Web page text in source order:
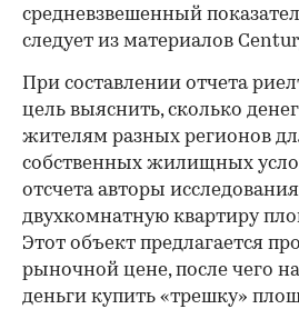
средневзвешенный
следует из материалов
При составлении отчета
цель выяснить, сколько
жителям разных регионов
собственных жилищных
отсчета авторы
двухкомнатную квартиру
Этот объект предлагается
рыночной цене, после чего
деньги купить «трешку»